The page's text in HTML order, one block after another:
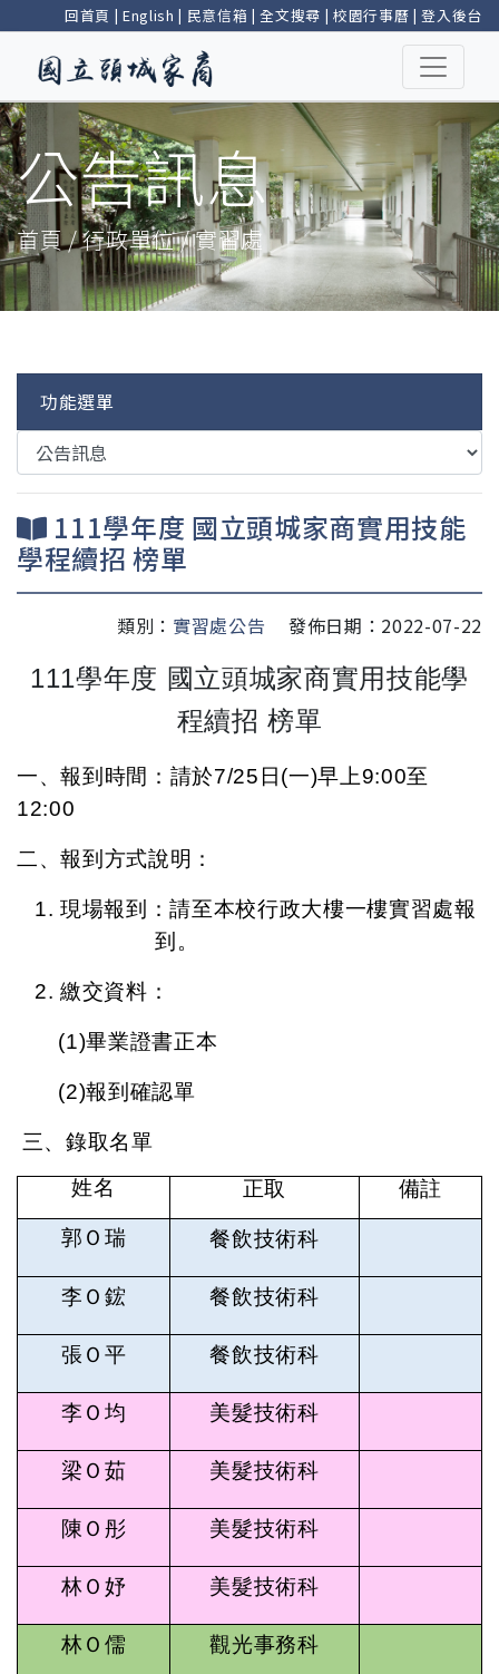
回首頁 | English | 民意信箱 |全文搜尋 | 校園行事曆 |登入後台
公告訊息
首頁 / 行政單位 / 實習處
功能選單
111學年度 國立頭城家商實用技能
學程續招 榜單
類別： 實習處公告 發佈日期：2022-07-22
111學年度 國立頭城家商實用技能學
程續招 榜單
一、報到時間：請於7/25 日 (一)早上9:00至
12:00
二、報到方式說明：
1. 現場報到：請至本校行政大樓一樓實習處報
到。
2. 繳交資料：
(1)畢業證書正本
(2)報到確認單
三、錄取名單
姓名
正取 備註
郭Ｏ瑞 餐飲技術科
李Ｏ鋐 餐飲技術科
張Ｏ平 餐飲技術科
李Ｏ均 美髮技術科
梁Ｏ茹 美髮技術科
陳Ｏ彤 美髮技術科
林Ｏ妤 美髮技術科
林Ｏ儒 觀光事務科